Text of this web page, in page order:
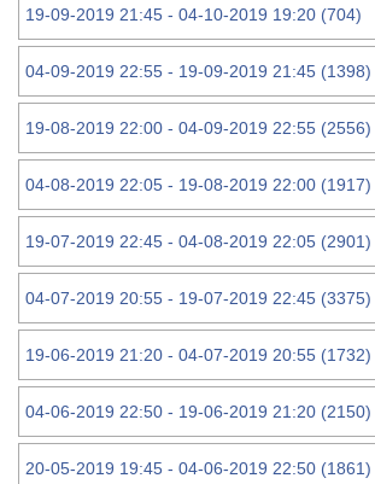
19-09-2019 21:45 - 04-10-2019 19:20 (704)
04-09-2019 22:55 - 19-09-2019 21:45 (1398)
19-08-2019 22:00 - 04-09-2019 22:55 (2556)
04-08-2019 22:05 - 19-08-2019 22:00 (1917)
19-07-2019 22:45 - 04-08-2019 22:05 (2901)
04-07-2019 20:55 - 19-07-2019 22:45 (3375)
19-06-2019 21:20 - 04-07-2019 20:55 (1732)
04-06-2019 22:50 - 19-06-2019 21:20 (2150)
20-05-2019 19:45 - 04-06-2019 22:50 (1861)